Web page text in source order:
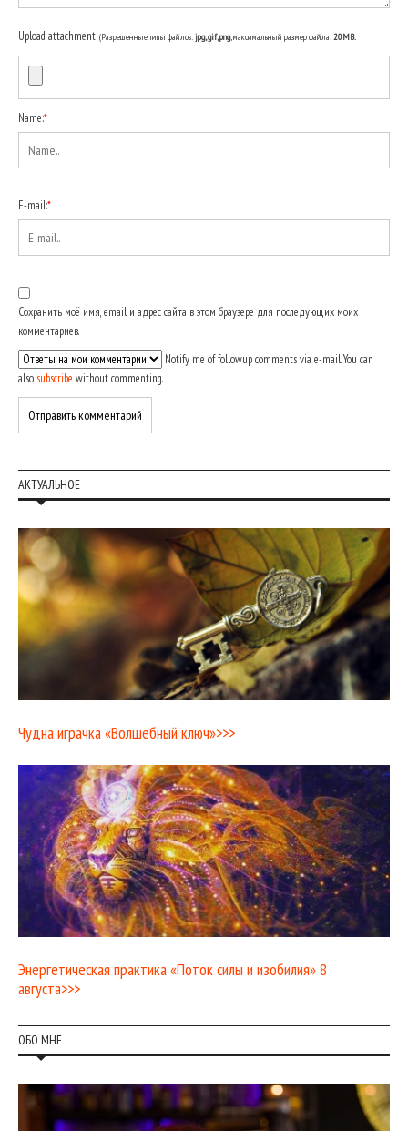
Upload attachment (Разрешенные типы файлов:jpg, gif, png, максимальный размер файла:20MB.
Name:*
E-mail:*
Сохранить моё имя, email и адрес сайта в этом браузере для последующих моих
комментариев.
Notify me of followup comments via e-mail. You can
also subscribe without commenting.
АКТУАЛЬНОЕ
Чудна играчка «Волшебный ключ»>>>
Энергетическая практика «Поток силы и изобилия» 8
августа>>>
ОБО МНЕ